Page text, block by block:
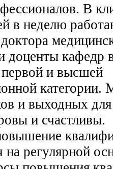
В
в неделю
доценты кафедр
первой и высшей
категории.
и выходных
и счастливы.
регулярной